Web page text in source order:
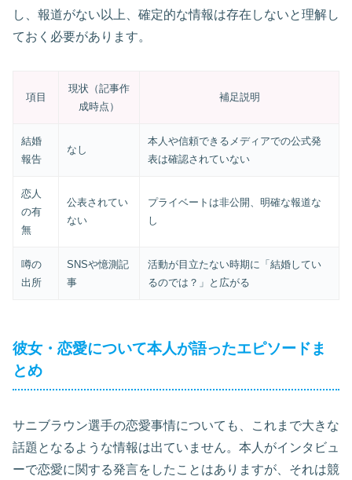
し、報道がない以上、確定的な情報は存在しないと理解し
ておく必要があります。
項目
現状（記事作
成時点）
補足説明
結婚
報告
なし
本人や信頼できるメディアでの公式発
表は確認されていない
恋人
の有
無
公表されてい
ない
プライベートは非公開、明確な報道な
し
噂の
出所
SNSや憶測記
事
活動が目立たない時期に「結婚してい
るのでは？」と広がる
彼女・恋愛について本人が語ったエピソードま
とめ
サニブラウン選手の恋愛事情についても、これまで大きな
話題となるような情報は出ていません。本人がインタビュ
ーで恋愛に関する発言をしたことはありますが、それは競